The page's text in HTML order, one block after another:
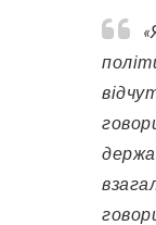
«Я